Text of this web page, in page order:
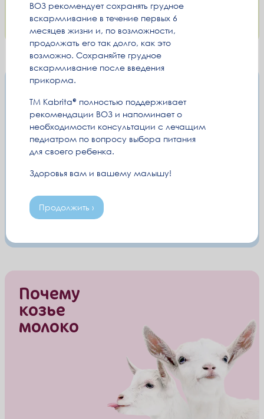
Почему
kabrita ®
Почему
козье
молоко
ВОЗ рекомендует сохранять грудное
вскармливание в течение первых 6
месяцев жизни и, по возможности,
продолжать его так долго, как это
возможно. Сохраняйте грудное
вскармливание после введения
прикорма.
ТМ Kabrita
полностью поддерживает
рекомендации ВОЗ и напоминает о
необходимости консультации с лечащим
педиатром по вопросу выбора питания
для своего ребенка.
Здоровья вам и вашему малышу!
Продолжить ›